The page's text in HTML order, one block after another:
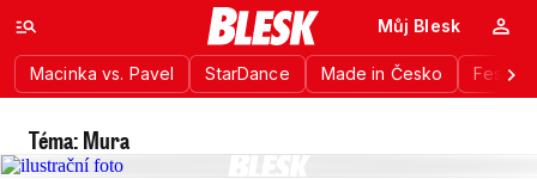
Macinka vs. Pavel StarDance Made in Česko
Můj Blesk
Téma: Mura